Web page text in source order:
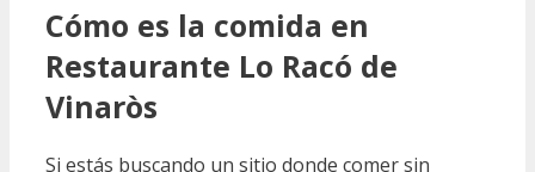
Cómo es la comida en
Restaurante Lo Racó de
Vinaròs
Si estás buscando un sitio donde comer sin